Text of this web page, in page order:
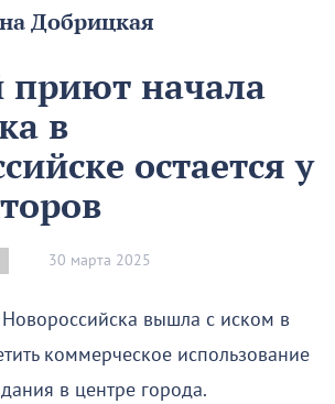
Добрицкая
приют начала
в
остается у
30 марта 2025
вышла с иском в
коммерческое использование
в центре города.